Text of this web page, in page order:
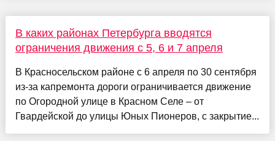
В каких районах Петербурга вводятся
ограничения движения с 5, 6 и 7 апреля
В Красносельском районе с 6 апреля по 30 сентября
из-за капремонта дороги ограничивается движение
по Огородной улице в Красном Селе – от
Гвардейской до улицы Юных Пионеров, с закрытие...